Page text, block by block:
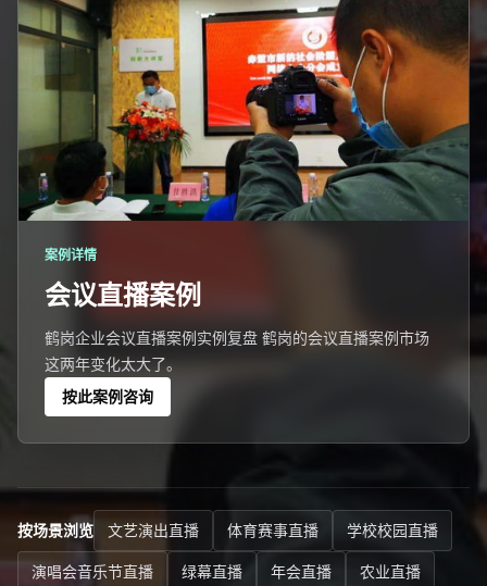
案例详情
会议直播案例
鹤岗企业会议直播案例实例复盘 鹤岗的会议直播案例市场
这两年变化太大了。
按此案例咨询
按场景浏览 文艺演出直播 体育赛事直播
学校校园直播
演唱会音乐节直播
绿幕直播 年会直播
农业直播